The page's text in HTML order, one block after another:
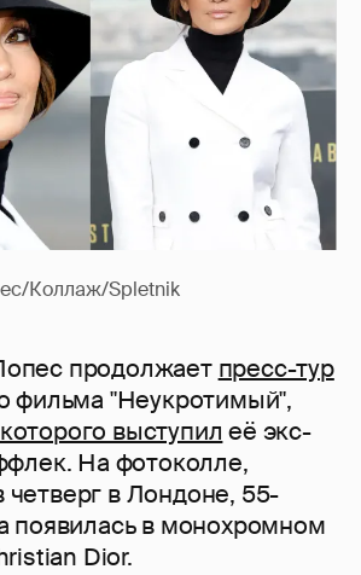
Коллаж/Spletnik
продолжает пресс-тур
фильма "Неукротимый",
выступил её экс-
На фотоколле,
в Лондоне, 55-
появилась в монохромном
Dior.